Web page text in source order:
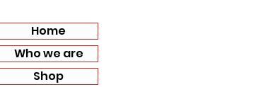
Home
Who we are
Shop